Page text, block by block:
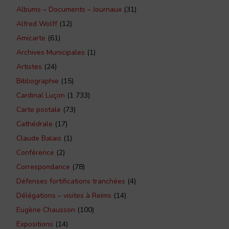
Albums – Documents – Journaux (31)
Alfred Wolff (12)
Amicarte (61)
Archives Municipales (1)
Artistes (24)
Bibliographie (15)
Cardinal Luçon (1 733)
Carte postale (73)
Cathédrale (17)
Claude Balais (1)
Conférence (2)
Correspondance (78)
Défenses fortifications tranchées (4)
Délégations – visites à Reims (14)
Eugène Chausson (100)
Expositions (14)